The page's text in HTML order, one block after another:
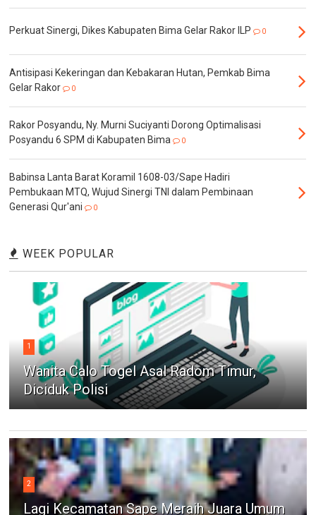
Perkuat Sinergi, Dikes Kabupaten Bima Gelar Rakor ILP 0
Antisipasi Kekeringan dan Kebakaran Hutan, Pemkab Bima
Gelar Rakor
0
Rakor Posyandu, Ny. Murni Suciyanti Dorong Optimalisasi
Posyandu 6 SPM di Kabupaten Bima
0
Babinsa Lanta Barat Koramil 1608-03/Sape Hadiri
Pembukaan MTQ, Wujud Sinergi TNI dalam Pembinaan
Generasi Qur'ani
0
WEEK POPULAR
1
Wanita Calo Togel Asal Radom Timur,
Diciduk Polisi
2
Lagi Kecamatan Sape Meraih Juara Umum